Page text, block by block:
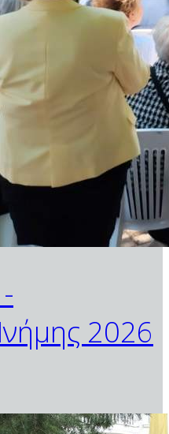
2026